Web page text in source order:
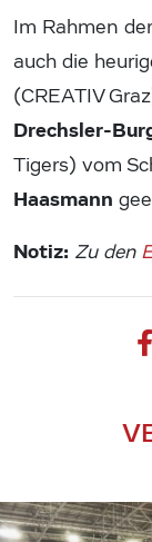
Im Rahmen
auch die
(CREATIV
Drechsler-
Tigers) vom
Haasmann
Notiz: Zu den